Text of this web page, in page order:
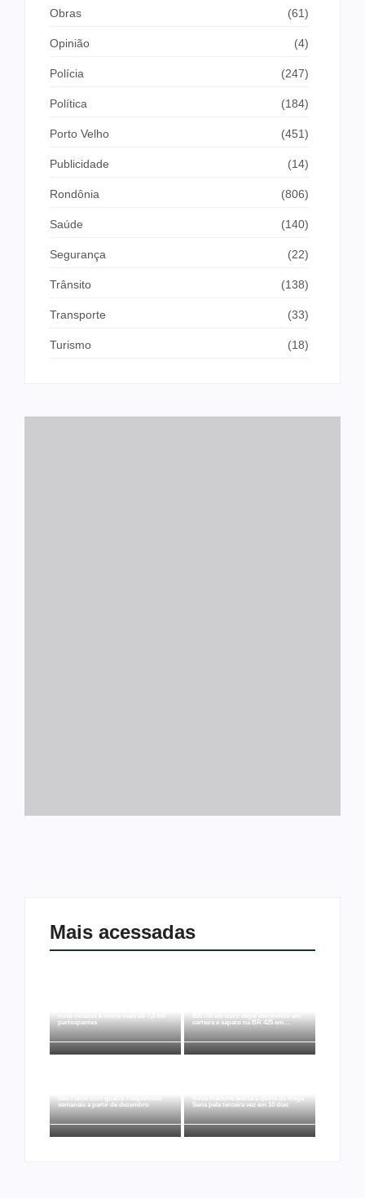
Obras (61)
Opinião (4)
Polícia (247)
Política (184)
Porto Velho (451)
Publicidade (14)
Rondônia (806)
Saúde (140)
Segurança (22)
Trânsito (138)
Transporte (33)
Turismo (18)
Mais acessadas
participantes
carteira e sapato na BR 425 em…
São Paulo com quatro frequências
semanais a partir de dezembro
Sena pela terceira vez em 10 dias